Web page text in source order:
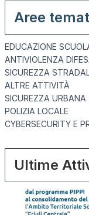
Aree
EDUCAZIONE
ANTIVIOLENZA
SICUREZZA
ALTRE ATTIVITÀ
SICUREZZA URBANA
POLIZIA LOCALE
CYBERSECURITY E
Ultime